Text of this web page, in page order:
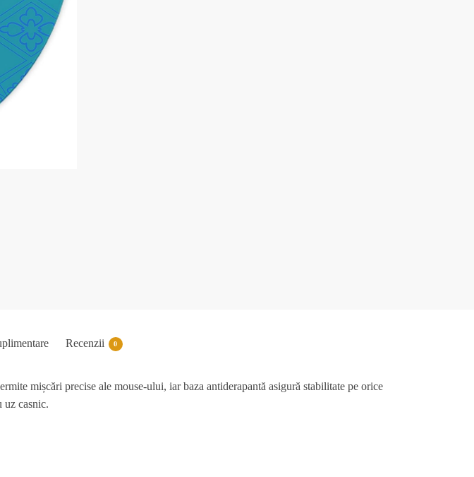
Recenzii 0
mișcări precise ale mouse-ului, iar baza antiderapantă asigură stabilitate pe orice
uz casnic.